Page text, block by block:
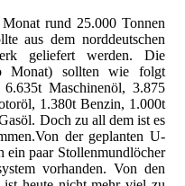
rund 25.000 Tonnen
aus dem norddeutschen
geliefert werden. Die
Monat) sollten wie folgt
Maschinenöl, 3.875
1.380t Benzin, 1.000t
Doch zu all dem ist es
der geplanten U-
ein paar Stollenmundlöcher
vorhanden. Von den